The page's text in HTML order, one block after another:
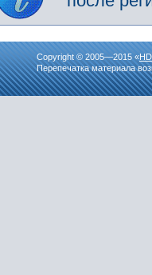
Copyright © 2005—2015 «
Перепечатка материала